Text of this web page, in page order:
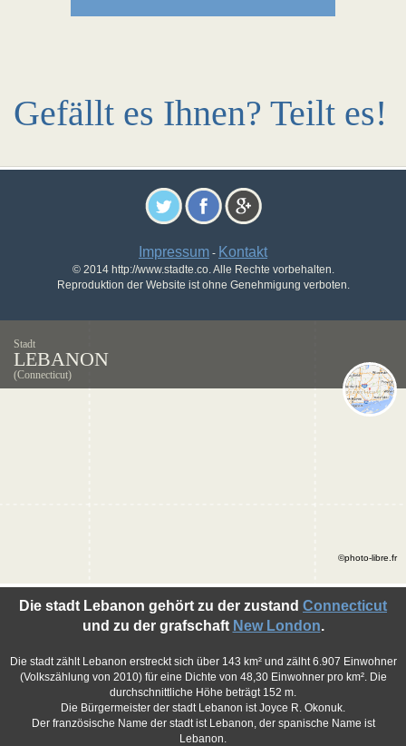
Gefällt es Ihnen? Teilt es!
Impressum - Kontakt
© 2014 http://www.stadte.co. Alle Rechte vorbehalten.
Reproduktion der Website ist ohne Genehmigung verboten.
Stadt
LEBANON
(Connecticut)
Die stadt Lebanon gehört zu der zustand Connecticut
und zu der grafschaft New London.
Die stadt zählt Lebanon erstreckt sich über 143 km² und zälht 6.907 Einwohner
(Volkszählung von 2010) für eine Dichte von 48,30 Einwohner pro km². Die
durchschnittliche Höhe beträgt 152 m.
Die Bürgermeister der stadt Lebanon ist Joyce R. Okonuk.
Der französische Name der stadt ist Lebanon, der spanische Name ist
Lebanon.
©photo-libre.fr